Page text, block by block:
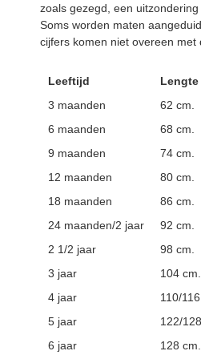
zoals gezegd, een uitzondering
Soms worden maten
cijfers komen niet overeen met
Leeftijd Lengte
3 maanden
62 cm.
6 maanden
68 cm.
9 maanden
74 cm.
12 maanden
80 cm.
18 maanden
86 cm.
24 maanden/2 jaar
92 cm.
2 1/2 jaar
98 cm.
3 jaar
104 cm.
4 jaar
110/
5 jaar
122/
6 jaar
128 cm.